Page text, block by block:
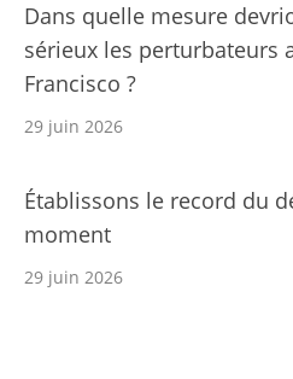
Dans quelle mesure
sérieux les perturbateurs
Francisco ?
29 juin 2026
Établissons le record du
moment
29 juin 2026